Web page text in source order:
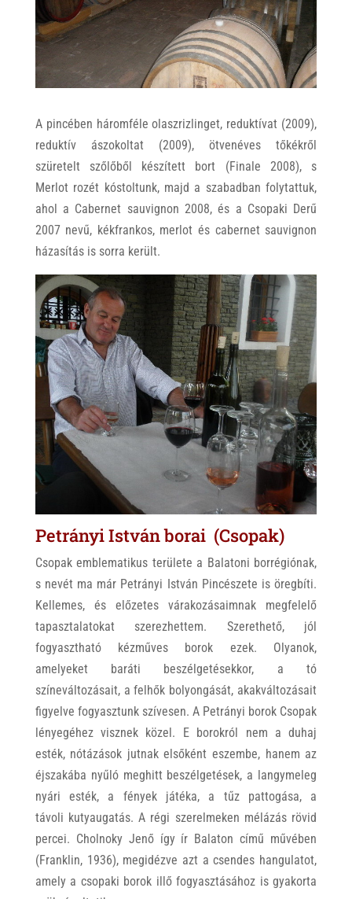
A pincében háromféle olaszrizlinget, reduktívat (2009),
reduktív ászokoltat (2009), ötvenéves tőkékről
szüretelt szőlőből készített bort (Finale 2008), s
Merlot rozét kóstoltunk, majd a szabadban folytattuk,
ahol a Cabernet sauvignon 2008, és a Csopaki Derű
2007 nevű, kékfrankos, merlot és cabernet sauvignon
házasítás is sorra került.
Petrányi István borai (Csopak)
Csopak emblematikus területe a Balatoni borrégiónak,
s nevét ma már Petrányi István Pincészete is öregbíti.
Kellemes, és előzetes várakozásaimnak megfelelő
tapasztalatokat szerezhettem. Szerethető, jól
fogyasztható kézműves borok ezek. Olyanok,
amelyeket baráti beszélgetésekkor, a tó
színeváltozásait, a felhők bolyongását, akakváltozásait
figyelve fogyasztunk szívesen. A Petrányi borok Csopak
lényegéhez visznek közel. E borokról nem a duhaj
esték, nótázások jutnak elsőként eszembe, hanem az
éjszakába nyűló meghitt beszélgetések, a langymeleg
nyári esték, a fények játéka, a tűz pattogása, a
távoli kutyaugatás. A régi szerelmeken mélázás rövid
percei. Cholnoky Jenő így ír Balaton című művében
(Franklin, 1936), megidézve azt a csendes hangulatot,
amely a csopaki borok illő fogyasztásához is gyakorta